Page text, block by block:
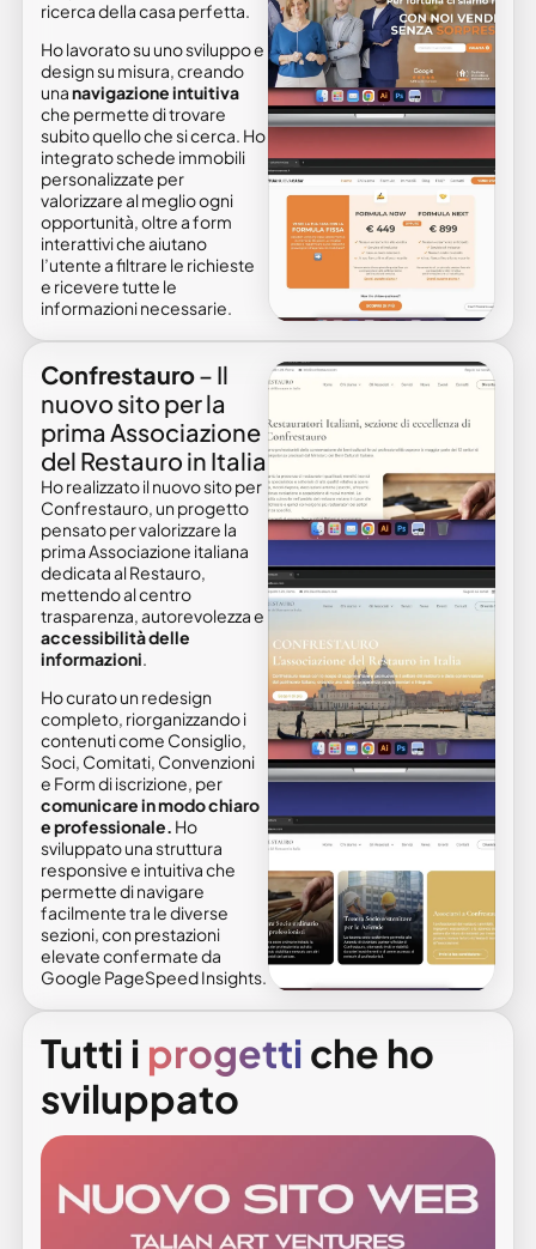
ricerca della casa perfetta.
Ho lavorato su uno sviluppo e
design su misura, creando
unanavigazione intuitiva
che permette di trovare
subito quello che si cerca. Ho
integrato schede immobili
personalizzate per
valorizzare al meglio ogni
opportunità, oltre a form
interattivi che aiutano
l’utente a filtrare le richieste
e ricevere tutte le
informazioni necessarie.
Confrestauro– Il
nuovo sito per la
prima Associazione
del Restauro in Italia
Ho realizzato il nuovo sito per
Confrestauro, un progetto
pensato per valorizzare la
prima Associazione italiana
dedicata al Restauro,
mettendo al centro
trasparenza, autorevolezza e
accessibilità delle
informazioni.
Ho curato un redesign
completo, riorganizzando i
contenuti come Consiglio,
Soci, Comitati, Convenzioni
e Form di iscrizione, per
comunicare in modo chiaro
e professionale. Ho
sviluppato una struttura
responsive e intuitiva che
permette di navigare
facilmente tra le diverse
sezioni, con prestazioni
elevate confermate da
Google PageSpeed Insights.
Tutti i progetti che ho
sviluppato